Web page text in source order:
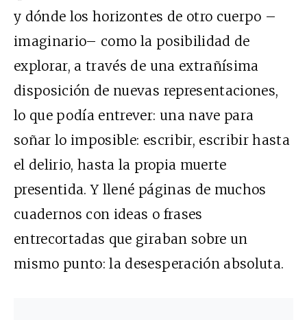
y dónde los horizontes de otro cuerpo –
imaginario– como la posibilidad de
explorar, a través de una extrañísima
disposición de nuevas representaciones,
lo que podía entrever: una nave para
soñar lo imposible: escribir, escribir hasta
el delirio, hasta la propia muerte
presentida. Y llené páginas de muchos
cuadernos con ideas o frases
entrecortadas que giraban sobre un
mismo punto: la desesperación absoluta.